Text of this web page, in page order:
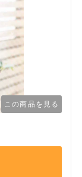
この商品を見る